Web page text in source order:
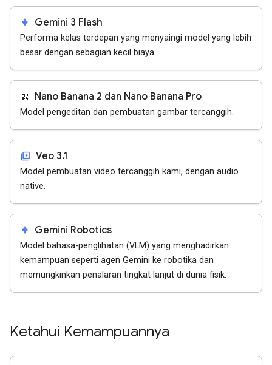
spark Gemini 3 Flash
Performa kelas terdepan yang menyaingi model yang lebih
besar dengan sebagian kecil biaya.
🍌 Nano Banana 2 dan Nano Banana Pro
Model pengeditan dan pembuatan gambar tercanggih.
video_library Veo 3.1
Model pembuatan video tercanggih kami, dengan audio
native.
spark Gemini Robotics
Model bahasa-penglihatan (VLM) yang menghadirkan
kemampuan seperti agen Gemini ke robotika dan
memungkinkan penalaran tingkat lanjut di dunia fisik.
Ketahui Kemampuannya